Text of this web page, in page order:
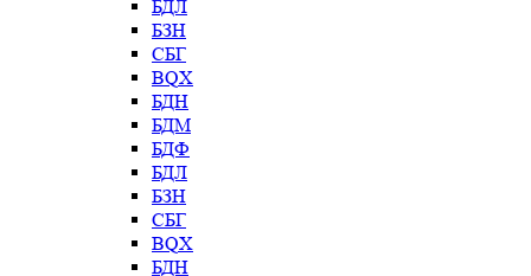
БДЛ
БЗН
СБГ
BQX
БДН
БДМ
БДФ
БДЛ
БЗН
СБГ
BQX
БДН